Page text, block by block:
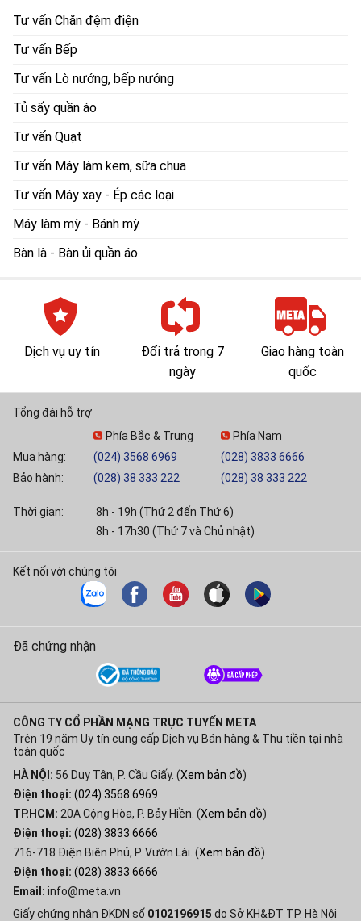
Tư vấn Chăn đệm điện
Tư vấn Bếp
Tư vấn Lò nướng, bếp nướng
Tủ sấy quần áo
Tư vấn Quạt
Tư vấn Máy làm kem, sữa chua
Tư vấn Máy xay - Ép các loại
Máy làm mỳ - Bánh mỳ
Bàn là - Bàn ủi quần áo
Dịch vụ uy tín
Đổi trả trong 7
ngày
Giao hàng toàn
quốc
Tổng đài hỗ trợ
Mua hàng:
Bảo hành:
Phía Bắc & Trung
(024) 3568 6969
(028) 38 333 222
Phía Nam
(028) 3833 6666
(028) 38 333 222
Thời gian:
8h - 19h (Thứ 2 đến Thứ 6)
8h - 17h30 (Thứ 7 và Chủ nhật)
Kết nối với chúng tôi
Đã chứng nhận
CÔNG TY CỔ PHẦN MẠNG TRỰC TUYẾN META
Trên 19 năm Uy tín cung cấp Dịch vụ Bán hàng & Thu tiền tại nhà
toàn quốc
HÀ NỘI: 56 Duy Tân, P. Cầu Giấy. (Xem bản đồ)
Điện thoại: (024) 3568 6969
TP.HCM: 20A Cộng Hòa, P. Bảy Hiền. (Xem bản đồ)
Điện thoại: (028) 3833 6666
716-718 Điện Biên Phủ, P. Vườn Lài. (Xem bản đồ)
Điện thoại: (028) 3833 6666
Email: info@meta.vn
Giấy chứng nhận ĐKDN số 0102196915 do Sở KH&ĐT TP. Hà Nội